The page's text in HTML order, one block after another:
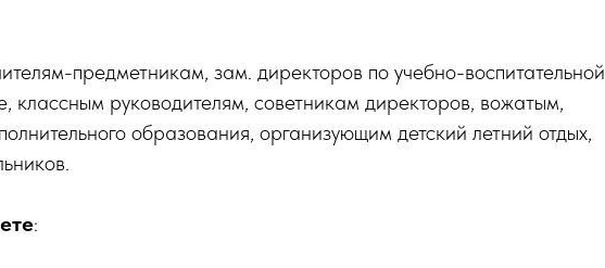
предметникам, зам. директоров по учебно-воспитательной
классным руководителям, советникам директоров, вожатым,
образования, организующим детский летний отдых,
: